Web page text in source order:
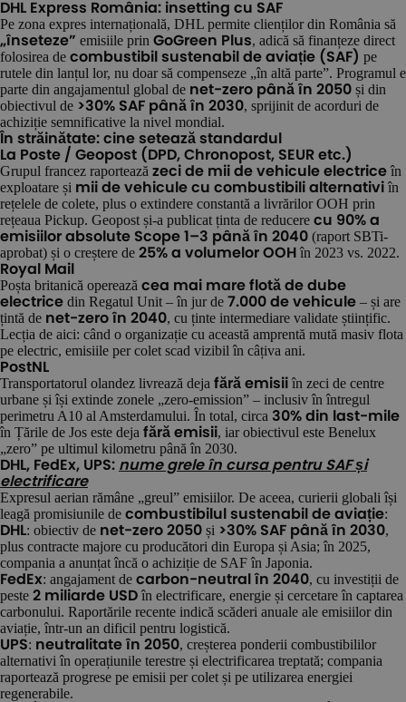
DHL Express România: insetting cu SAF
Pe zona expres internațională, DHL permite clienților din România să
„înseteze” emisiile prin GoGreen Plus, adică să finanțeze direct
folosirea de combustibil sustenabil de aviație (SAF) pe
rutele din lanțul lor, nu doar să compenseze „în altă parte”. Programul e
parte din angajamentul global de net-zero până în 2050 și din
obiectivul de >30% SAF până în 2030, sprijinit de acorduri de
achiziție semnificative la nivel mondial.
În străinătate: cine setează standardul
La Poste / Geopost (DPD, Chronopost, SEUR etc.)
Grupul francez raportează zeci de mii de vehicule electrice în
exploatare și mii de vehicule cu combustibili alternativi în
rețelele de colete, plus o extindere constantă a livrărilor OOH prin
rețeaua Pickup. Geopost și-a publicat ținta de reducere cu 90% a
emisiilor absolute Scope 1–3 până în 2040 (raport SBTi-
aprobat) și o creștere de 25% a volumelor OOH în 2023 vs. 2022.
Royal Mail
Poșta britanică operează cea mai mare flotă de dube
electrice din Regatul Unit – în jur de 7.000 de vehicule – și are
țintă de net-zero în 2040, cu ținte intermediare validate științific.
Lecția de aici: când o organizație cu această amprentă mută masiv flota
pe electric, emisiile per colet scad vizibil în câțiva ani.
PostNL
Transportatorul olandez livrează deja fără emisii în zeci de centre
urbane și își extinde zonele „zero-emission” – inclusiv în întregul
perimetru A10 al Amsterdamului. În total, circa 30% din last-mile
în Țările de Jos este deja fără emisii, iar obiectivul este Benelux
„zero” pe ultimul kilometru până în 2030.
DHL, FedEx, UPS: nume grele în cursa pentru SAF și
electrificare
Expresul aerian rămâne „greul” emisiilor. De aceea, curierii globali își
leagă promisiunile de combustibilul sustenabil de aviație:
DHL: obiectiv de net-zero 2050 și >30% SAF până în 2030,
plus contracte majore cu producători din Europa și Asia; în 2025,
compania a anunțat încă o achiziție de SAF în Japonia.
FedEx: angajament de carbon-neutral în 2040, cu investiții de
peste 2 miliarde USD în electrificare, energie și cercetare în captarea
carbonului. Raportările recente indică scăderi anuale ale emisiilor din
aviație, într-un an dificil pentru logistică.
UPS: neutralitate în 2050, creșterea ponderii combustibililor
alternativi în operațiunile terestre și electrificarea treptată; compania
raportează progrese pe emisii per colet și pe utilizarea energiei
regenerabile.